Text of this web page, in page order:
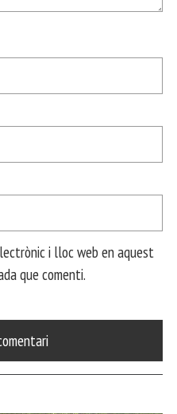
i lloc web en aquest
que comenti.